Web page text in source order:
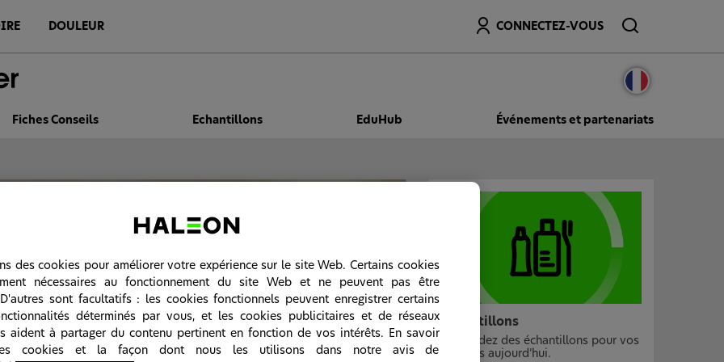
DOULEUR CONNECTEZ-VOUS
Fiches Conseils Echantillons EduHub Événements et partenariats
Échantillons
Demandez des échantillons pour vos
patients aujourd’hui.
des cookies pour améliorer votre expérience sur le site Web. Certains cookies
nécessaires au fonctionnement du site Web et ne peuvent pas être
sont facultatifs : les cookies fonctionnels peuvent enregistrer certains
déterminés par vous, et les cookies publicitaires et de réseaux
aident à partager du contenu pertinent en fonction de vos intérêts. En savoir
cookies et la façon dont nous les utilisons dans notre avis de